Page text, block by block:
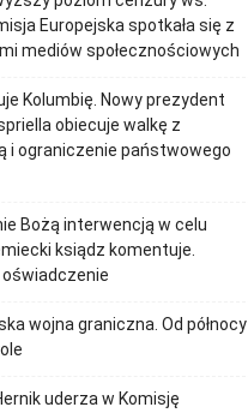
Europejska spotkała się z
mediów społecznościowych
Kolumbię. Nowy prezydent
obiecuje walkę z
i ograniczenie państwowego
Bożą interwencją w celu
ksiądz komentuje.
oświadczenie
wojna graniczna. Od północy
uderza w Komisję